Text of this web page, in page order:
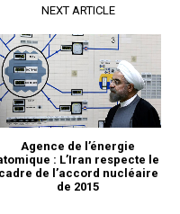
NEXT ARTICLE
Agence de l’énergie
: L’Iran respecte le
cadre de l’accord nucléaire
de 2015